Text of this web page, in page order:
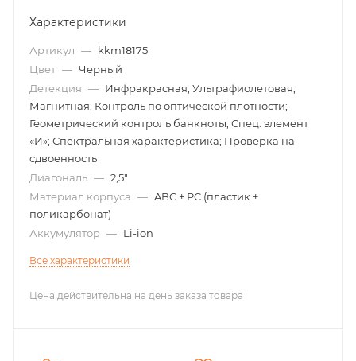
Характеристики
Артикул — kkm18175
Цвет — Черный
Детекция — Инфракрасная; Ультрафиолетовая;
Магнитная; Контроль по оптической плотности;
Геометрический контроль банкноты; Спец. элемент
«И»; Спектральная характеристика; Проверка на
сдвоенность
Диагональ — 2,5"
Материал корпуса — ABC + PC (пластик +
поликарбонат)
Аккумулятор — Li-ion
Все характеристики
Цена действительна на день заказа товара